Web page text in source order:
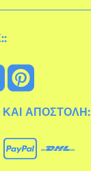
ΑΠΟΣΤΟΛΉ: